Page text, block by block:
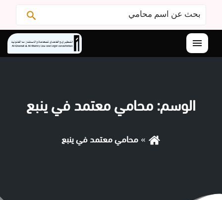
البحث
عن:
القائمة
الوسم: محامي معتمد في ينبع
محامي معتمد في ينبع